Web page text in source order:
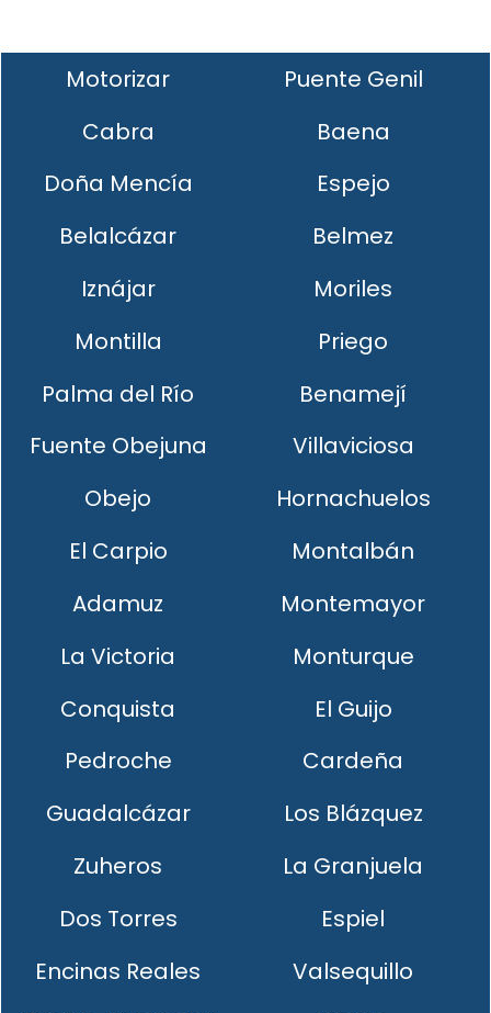
Motorizar
Puente Genil
Cabra
Baena
Doña Mencía
Espejo
Belalcázar
Belmez
Iznájar
Moriles
Montilla
Priego
Palma del Río
Benamejí
Fuente Obejuna
Villaviciosa
Obejo
Hornachuelos
El Carpio
Montalbán
Adamuz
Montemayor
La Victoria
Monturque
Conquista
El Guijo
Pedroche
Cardeña
Guadalcázar
Los Blázquez
Zuheros
La Granjuela
Dos Torres
Espiel
Encinas Reales
Valsequillo